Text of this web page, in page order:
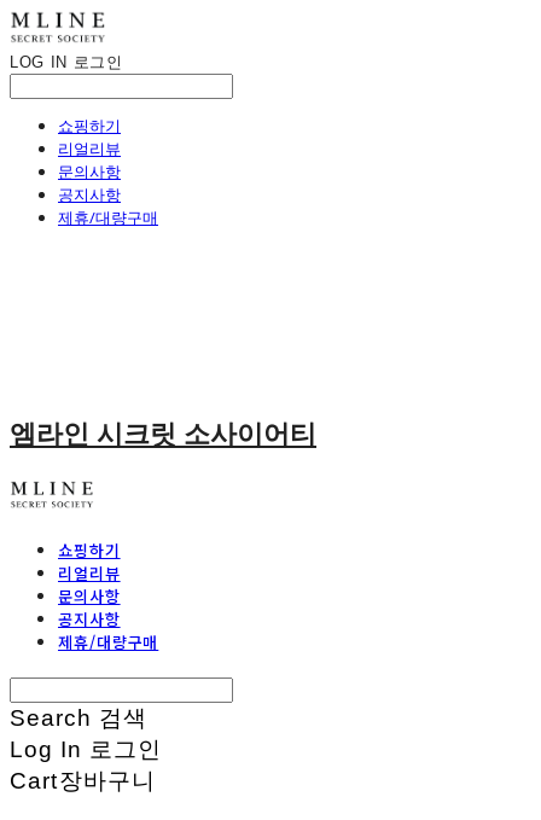
LOG IN 로그인
쇼핑하기
리얼리뷰
문의사항
공지사항
제휴/대량구매
엠라인 시크릿 소사이어티
쇼핑하기
리얼리뷰
문의사항
공지사항
제휴/대량구매
Search 검색
Log In 로그인
Cart장바구니